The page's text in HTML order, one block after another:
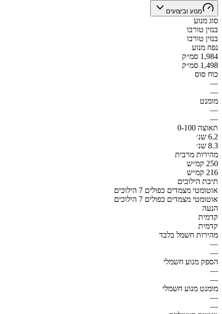
מנוע וביצועים
סוג מנוע
בנזין טורבו
בנזין טורבו
נפח מנוע
1,984 סמ״ק
1,498 סמ״ק
כוח סוס
—
—
מומנט
—
—
תאוצה 0-100
6.2 שנ׳
8.3 שנ׳
מהירות מרבית
250 קמ״ש
216 קמ״ש
תיבת הילוכים
אוטומטי מצמדים כפולים 7 הילוכים
אוטומטי מצמדים כפולים 7 הילוכים
הנעה
קדמית
קדמית
מהירות חשמל בלבד
—
—
הספק מנוע חשמלי
—
—
מומנט מנוע חשמלי
—
—